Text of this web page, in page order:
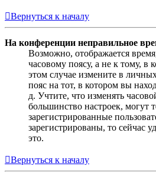
Вернуться к началу
На конференции неправильное
Возможно, отображается
часовому поясу, а не к тому, в
этом случае измените в
пояс на тот, в котором вы
д. Учтите, что изменять
большинство настроек, могут
зарегистрированные
зарегистрированы, то сейчас
это.
Вернуться к началу